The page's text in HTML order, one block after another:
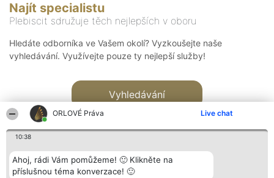
ORLOVÉ Práva Live chat
10:38
Ahoj, rádi Vám pomůžeme! 🙂 Klikněte na
příslušnou téma konverzace! 🙂
Najít specialistu
Plebiscit sdružuje těch nejlepších v oboru
Hledáte odborníka ve Vašem okolí? Vyzkoušejte naše
vyhledávání. Využívejte pouze ty nejlepší služby!
Vyhledávání